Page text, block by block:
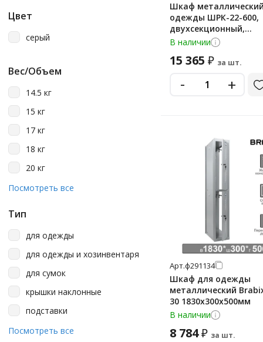
Цвет
серый
Вес/Объем
14.5 кг
15 кг
17 кг
18 кг
20 кг
22 кг
30 кг
32 кг
34 кг
35 кг
37 кг
Посмотреть все
Тип
для одежды
для одежды и хозинвентаря
для сумок
крышки наклонные
подставки
полки
Посмотреть все
Шкаф
одежды ШРК-22-600,
двухсекционный,
1850х600х500 мм, 30
разборный
В наличии
15 365 ₽ за шт.
- +
Арт.ф291134
Шкаф для одежды
металлический
30 1830х300х500мм
В наличии
8 784₽ за шт.